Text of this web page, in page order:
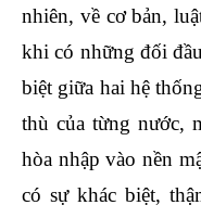
nhiên, về cơ bản,
khi có những đối
biệt giữa hai hệ
thù của từng nước,
hòa nhập vào nền
có sự khác biệt,